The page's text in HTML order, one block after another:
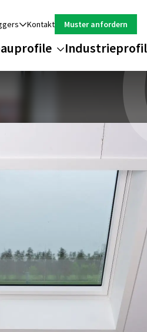
Kontakt Muster anfordern